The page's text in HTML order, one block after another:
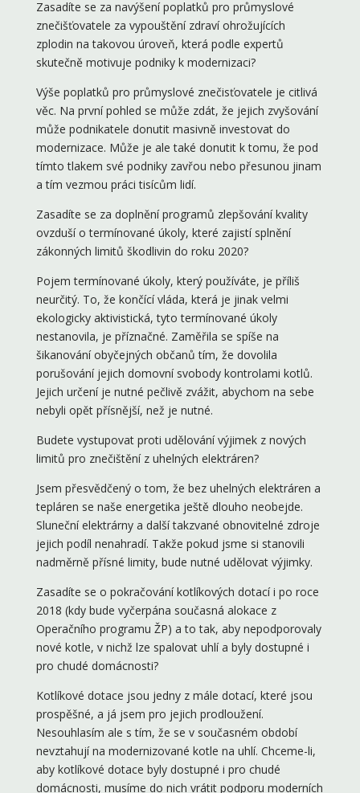
Zasadíte se za navýšení poplatků pro průmyslové
znečišťovatele za vypouštění zdraví ohrožujících
zplodin na takovou úroveň, která podle expertů
skutečně motivuje podniky k modernizaci?
Výše poplatků pro průmyslové znečisťovatele je citlivá
věc. Na první pohled se může zdát, že jejich zvyšování
může podnikatele donutit masivně investovat do
modernizace. Může je ale také donutit k tomu, že pod
tímto tlakem své podniky zavřou nebo přesunou jinam
a tím vezmou práci tisícům lidí.
Zasadíte se za doplnění programů zlepšování kvality
ovzduší o termínované úkoly, které zajistí splnění
zákonných limitů škodlivin do roku 2020?
Pojem termínované úkoly, který používáte, je příliš
neurčitý. To, že končící vláda, která je jinak velmi
ekologicky aktivistická, tyto termínované úkoly
nestanovila, je příznačné. Zaměřila se spíše na
šikanování obyčejných občanů tím, že dovolila
porušování jejich domovní svobody kontrolami kotlů.
Jejich určení je nutné pečlivě zvážit, abychom na sebe
nebyli opět přísnější, než je nutné.
Budete vystupovat proti udělování výjimek z nových
limitů pro znečištění z uhelných elektráren?
Jsem přesvědčený o tom, že bez uhelných elektráren a
tepláren se naše energetika ještě dlouho neobejde.
Sluneční elektrárny a další takzvané obnovitelné zdroje
jejich podíl nenahradí. Takže pokud jsme si stanovili
nadměrně přísné limity, bude nutné udělovat výjimky.
Zasadíte se o pokračování kotlíkových dotací i po roce
2018 (kdy bude vyčerpána současná alokace z
Operačního programu ŽP) a to tak, aby nepodporovaly
nové kotle, v nichž lze spalovat uhlí a byly dostupné i
pro chudé domácnosti?
Kotlíkové dotace jsou jedny z mále dotací, které jsou
prospěšné, a já jsem pro jejich prodloužení.
Nesouhlasím ale s tím, že se v současném období
nevztahují na modernizované kotle na uhlí. Chceme-li,
aby kotlíkové dotace byly dostupné i pro chudé
domácnosti, musíme do nich vrátit podporu moderních